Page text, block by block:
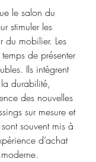
le salon du
stimuler les
du mobilier. Les
de présenter
Ils intègrent
durabilité,
des nouvelles
sur mesure et
souvent mis à
d’achat